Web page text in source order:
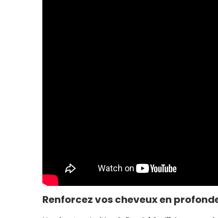
Renforcez vos cheveux en